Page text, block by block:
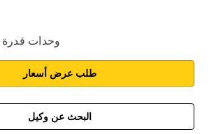
وحدات قدرة
طلب عرض أسعار
البحث عن وكيل